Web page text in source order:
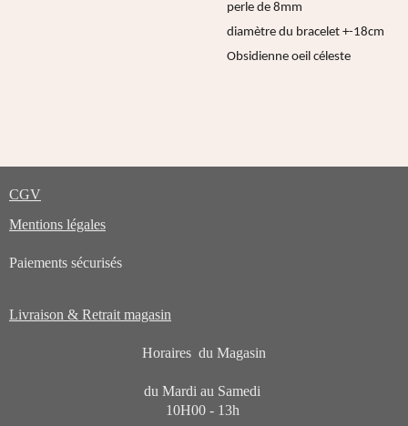
perle de 8mm
diamètre du bracelet +-18cm
Obsidienne oeil céleste
CGV
Mentions légales
Paiements sécurisés
Livraison & Retrait magasin
Horaires du Magasin
du Mardi au Samedi
10H00 - 13h